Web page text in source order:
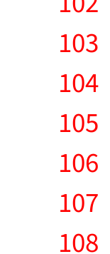
103
104
105
106
107
108